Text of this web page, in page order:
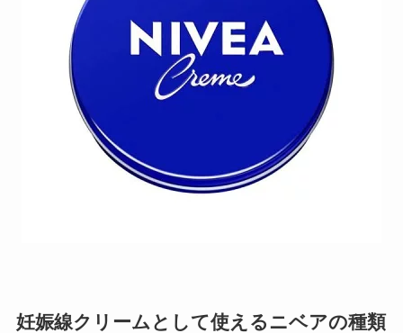
妊娠線クリームとして使えるニベアの種類